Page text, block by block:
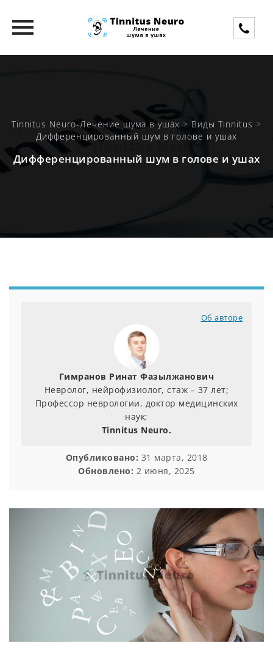
Tinnitus Neuro-Лечение шума в ушах > Виды Tinnitus >
Дифференцированный шум в голове и ушах
Дифференцированный шум в голове и ушах
Гимранов Ринат Фазылжанович
Невролог, нейрофизиолог, стаж – 37 лет;
Профессор неврологии, доктор медицинских
наук;
Tinnitus Neuro.
Об авторе
Опубликовано: 31 марта, 2018
Обновлено: 2 июня, 2025